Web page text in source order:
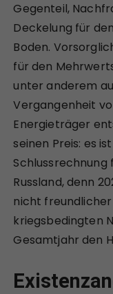
Gegenteil,
Deckelung für
Boden.
für den
unter anderem
Vergangenheit
Energieträger
seinen Preis: es
Schlussrechnung
Russland, denn
nicht freundlicher
kriegsbedingten
Gesamtjahr den